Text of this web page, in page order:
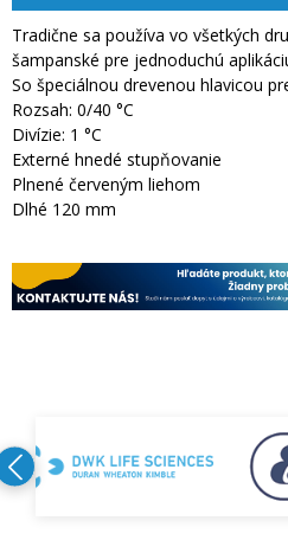
Tradične sa používa vo všetkých
šampanské pre jednoduchú
So špeciálnou drevenou hlavicou
Rozsah: 0/40 °C
Divízie: 1 °C
Externé hnedé stupňovanie
Plnené červeným liehom
Dlhé 120 mm